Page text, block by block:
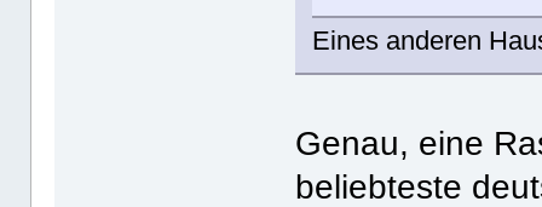
Eines anderen
Genau, eine
beliebteste